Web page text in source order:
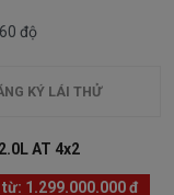
độ
KÝ LÁI THỬ
AT 4x2
từ: 1.299.000.000 đ